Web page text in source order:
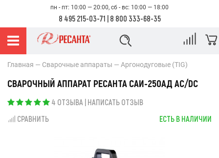
пн - пт: 10:00 — 20:00, сб - вс: 10:00 — 18:00
8 495 215-03-71 | 8 800 333-68-35
Главная Сварочные аппараты Аргонодуговые (TIG)
СВАРОЧНЫЙ АППАРАТ РЕСАНТА САИ-250АД AC/DC
4 ОТЗЫВА | НАПИСАТЬ ОТЗЫВ
СРАВНИТЬ
ЕСТЬ В НАЛИЧИИ